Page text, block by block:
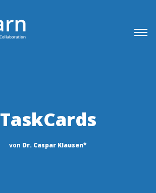
TaskCards
von Dr. Caspar Klausen*